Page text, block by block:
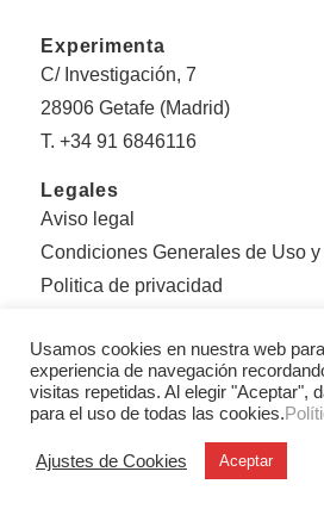
Experimenta
C/ Investigación, 7
28906 Getafe (Madrid)
T. +34 91 6846116
Legales
Aviso legal
Condiciones Generales de Uso y
Politica de privacidad
Sobre Experimenta
Editorial Experimenta
Con el apoyo de:
Usamos cookies en nuestra web
experiencia de navegación
visitas repetidas. Al elegir "Aceptar",
para el uso de todas las cookies.
Ajustes de Cookies Aceptar